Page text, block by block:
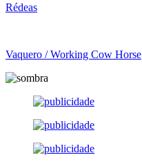
Rédeas
Vaquero / Working Cow Horse